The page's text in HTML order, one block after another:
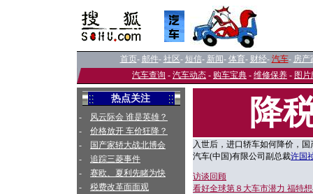
首页- 邮件- 社区- 短信- 新闻- 体育- 财经- 汽车- 房产
汽车查询 - 汽车动态 - 购车宝典 - 维修保养 - 图
热点关注
- 风云际会 谁是英雄？
- 价格放开 车价狂降？
-
国产家轿大战北博会
- 追踪三菱事件
- 赛欧、夏利先睹为快
- 税费改革面面观
降
入世后，进口轿车如何降价，
汽车(中国)有限公司副总裁许国
访谈回顾
看好全球第８大车市潜力 福特